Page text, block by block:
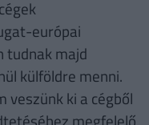
európai
tudnak majd
külföldre menni.
veszünk ki a cégből